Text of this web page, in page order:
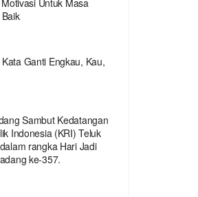
Untuk Masa
Ganti Engkau, Kau,
Sambut Kedatangan
Indonesia (KRI) Teluk
rangka Hari Jadi
ke-357.